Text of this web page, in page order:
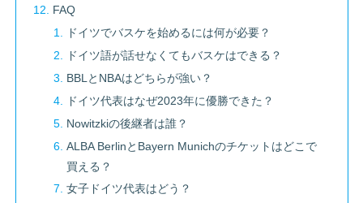
FAQ
ドイツでバスケを始めるには何が必要？
ドイツ語が話せなくてもバスケはできる？
BBLとNBAはどちらが強い？
ドイツ代表はなぜ2023年に優勝できた？
Nowitzkiの後継者は誰？
ALBA BerlinとBayern Munichのチケットはどこで
買える？
女子ドイツ代表はどう？